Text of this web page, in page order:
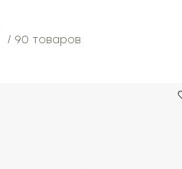
/ 90 товаров